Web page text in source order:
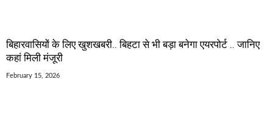
बिहारवासियों के लिए खुशखबरी.. बिहटा से भी बड़ा बनेगा एयरपोर्ट .. जानिए
कहां मिली मंजूरी
February 15, 2026